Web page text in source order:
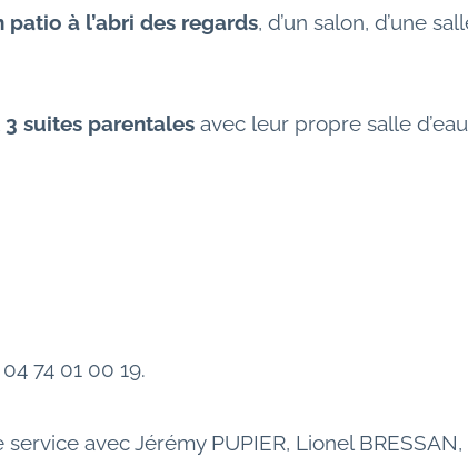
à l’abri des regards, d’un salon, d’une
3 suites parentales avec leur propre salle
74 01 00 19.
avec Jérémy PUPIER, Lionel